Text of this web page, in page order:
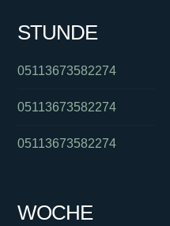
STUNDE
05113673582274
05113673582274
05113673582274
WOCHE